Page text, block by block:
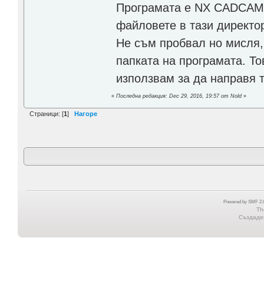
Програмата е NX
файловете в тази
Не съм пробвал но
папката на програмата.
използвам за да направя
«Последна редакция: Dec 29, 2016, 19:57 от Nold»
Страници: [1 ] Нагоре
Powered by SMF